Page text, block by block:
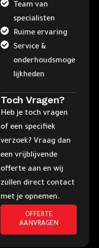
Team van
specialisten
Ruime ervaring
Service &
onderhoudsmoge
lijkheden
Toch Vragen?
Heb je toch vragen
of een specifiek
verzoek? Vraag dan
een vrijblijvende
offerte aan en wij
zullen direct contact
met je opnemen.
OFFERTE
AANVRAGEN